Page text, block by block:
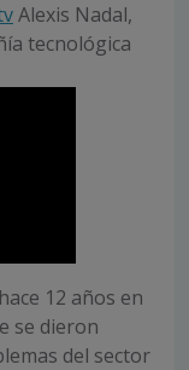
Alexis Nadal,
tecnológica
12 años en
se dieron
del sector